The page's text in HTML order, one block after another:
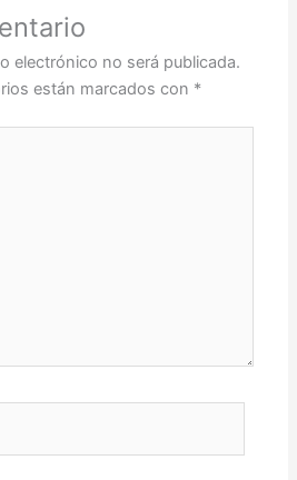
electrónico no será publicada.
están marcados con *